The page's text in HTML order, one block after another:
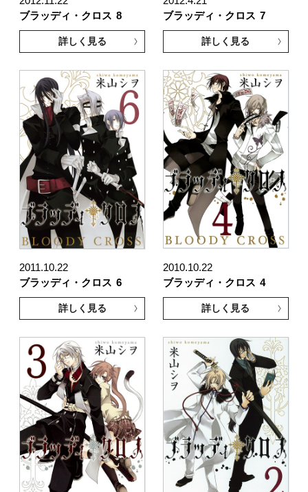
ブラッディ・クロス 8
詳しく見る
ブラッディ・クロス 7
詳しく見る
2011.10.22
ブラッディ・クロス 6
詳しく見る
2010.10.22
ブラッディ・クロス 4
詳しく見る